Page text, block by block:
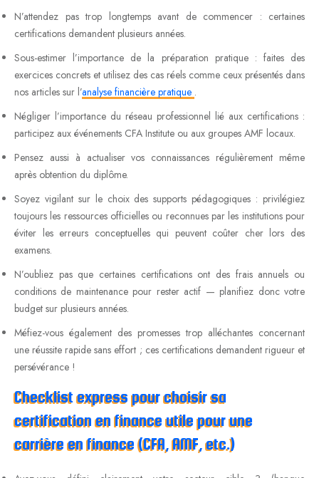
N’attendez pas trop longtemps avant de commencer : certaines
certifications demandent plusieurs années.
Sous-estimer l’importance de la préparation pratique : faites des
exercices concrets et utilisez des cas réels comme ceux présentés dans
nos articles sur l’analyse financière pratique .
Négliger l’importance du réseau professionnel lié aux certifications :
participez aux événements CFA Institute ou aux groupes AMF locaux.
Pensez aussi à actualiser vos connaissances régulièrement même
après obtention du diplôme.
Soyez vigilant sur le choix des supports pédagogiques : privilégiez
toujours les ressources officielles ou reconnues par les institutions pour
éviter les erreurs conceptuelles qui peuvent coûter cher lors des
examens.
N’oubliez pas que certaines certifications ont des frais annuels ou
conditions de maintenance pour rester actif — planifiez donc votre
budget sur plusieurs années.
Méfiez-vous également des promesses trop alléchantes concernant
une réussite rapide sans effort ; ces certifications demandent rigueur et
persévérance !
Checklist express pour choisir sa
certification en finance utile pour une
carrière en finance (CFA, AMF, etc.)